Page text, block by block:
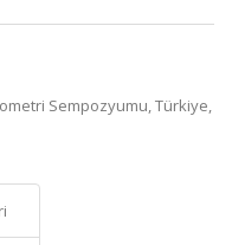
Sempozyumu, Türkiye,